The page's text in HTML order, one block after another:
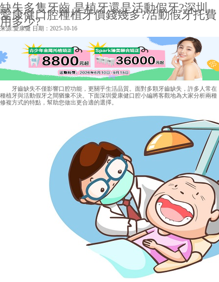
缺失多隻牙齒 是植牙還是活動假牙?深圳
愛康健口腔種植牙價錢幾多?活動假牙托費
用多少?
来源:愛康健 日期：2025-10-16
牙齒缺失不僅影響口腔功能，更關乎生活品質。面對多顆牙齒缺失，許多人常在
種植牙與活動假牙之間猶豫不決。下面深圳愛康健口腔小編將客觀地為大家分析兩種
修複方式的特點，幫助您做出更合適的選擇。